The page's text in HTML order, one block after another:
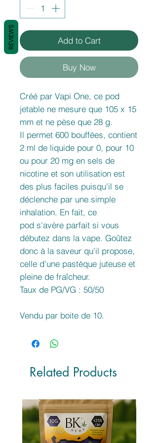
Add to Cart
Buy Now
Créé par Vapi One, ce pod
jetable ne mesure que 105 x 15
mm et ne pèse que 28 g.
Il permet 600 bouffées, contient
2 ml de liquide pour 0, pour 10
ou pour 20 mg en sels de
nicotine et son utilisation est
des plus faciles puisqu'il se
déclenche par une simple
inhalation. En fait, ce
pod s'avère parfait si vous
débutez dans la vape. Goûtez
donc à la saveur qu'il propose,
celle d'une pastèque juteuse et
pleine de fraîcheur.
Taux de PG/VG : 50/50
Vendu par boite de 10.
Related Products
REVIEWS